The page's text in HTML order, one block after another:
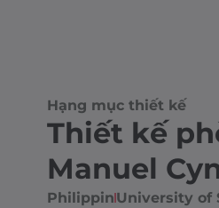
Hạng mục thiết kế
Thiết kế
Manuel
PhilippinUniversity of